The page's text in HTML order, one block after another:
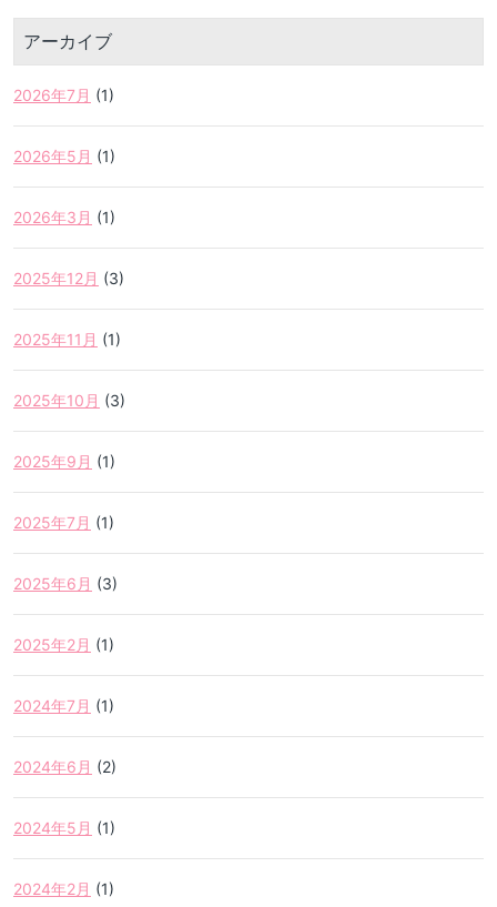
アーカイブ
2026年7月 (1)
2026年5月 (1)
2026年3月 (1)
2025年12月 (3)
2025年11月 (1)
2025年10月 (3)
2025年9月 (1)
2025年7月 (1)
2025年6月 (3)
2025年2月 (1)
2024年7月 (1)
2024年6月 (2)
2024年5月 (1)
2024年2月 (1)